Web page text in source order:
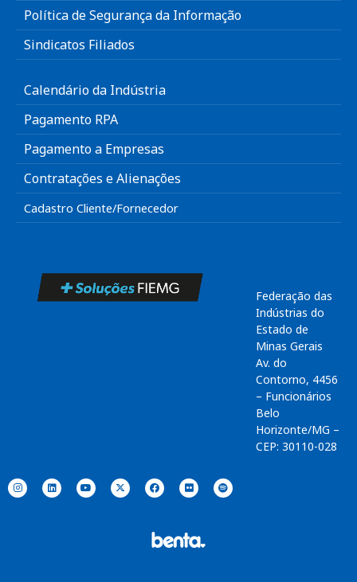
Política de Segurança da Informação
Sindicatos Filiados
Calendário da Indústria
Pagamento RPA
Pagamento a Empresas
Contratações e Alienações
Cadastro Cliente/Fornecedor
Federação das
Indústrias do
Estado de
Minas Gerais
Av. do
Contorno, 4456
– Funcionários
Belo
Horizonte/MG –
CEP: 30110-028